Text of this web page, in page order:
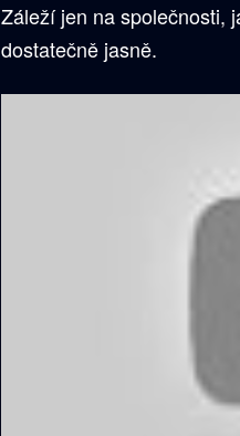
Záleží jen na společnosti,
dostatečně jasně.